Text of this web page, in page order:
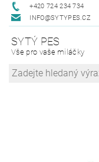
+420 724 234 734
INFO@SYTYPES.CZ
SYTÝ PES
Vše pro vaše miláčky